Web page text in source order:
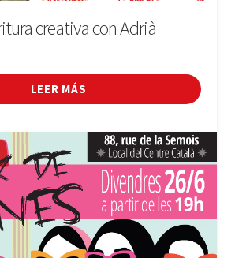
creativa con Adrià
LEER MÁS